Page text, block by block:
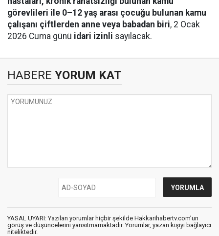
görevlileri ile 0–12 yaş arası çocuğu bulunan kamu
çalışanı çiftlerden anne veya babadan biri, 2 Ocak
2026 Cuma günü idari izinli sayılacak.
HABERE YORUM KAT
YASAL UYARI: Yazılan yorumlar hiçbir şekilde Hakkarihabertv.com’un
görüş ve düşüncelerini yansıtmamaktadır. Yorumlar, yazan kişiyi bağlayıcı
niteliktedir.